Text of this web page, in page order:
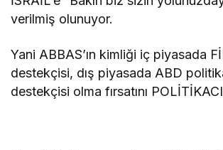
verilmiş olunuyor.
Yani ABBAS’ın kimliği iç piyasada
destekçisi, dış piyasada ABD
destekçisi olma fırsatını